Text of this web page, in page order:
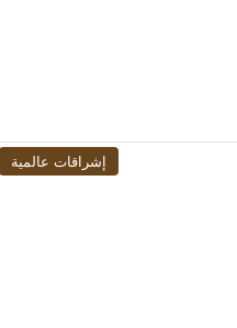
إشراقات عالمية